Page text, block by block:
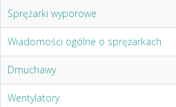
Sprężarki wyporowe
Wiadomości ogólne o sprężarkach
Dmuchawy
Wentylatory